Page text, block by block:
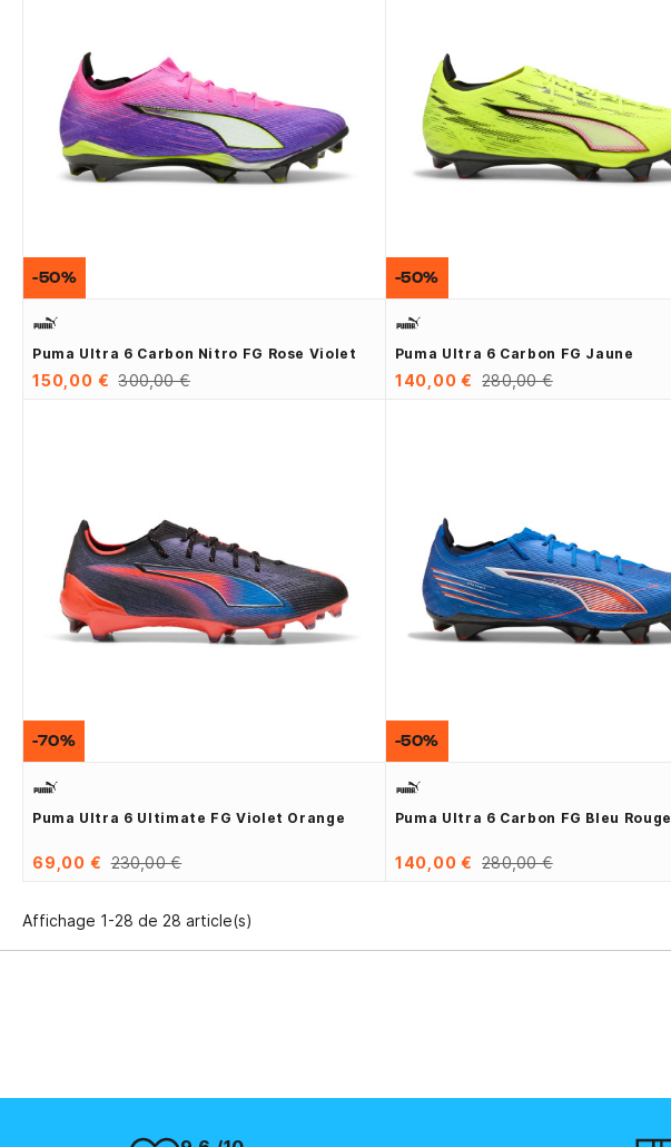
Puma Ultra 6 Carbon Nitro FG Rose Violet
150,00 € 300,00 €
-50%
Puma Ultra 6 Carbon FG Jaune
140,00 € 280,00 €
-50%
Puma Ultra 6 Ultimate FG Violet Orange
69,00 € 230,00 €
-70%
Puma Ultra 6 Carbon FG Bleu Rouge
140,00 € 280,00 €
-50%
Affichage 1-28 de 28 article(s)